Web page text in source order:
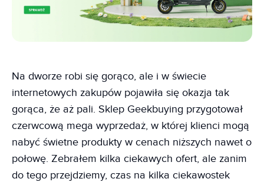
Na dworze robi się gorąco, ale i w świecie
internetowych zakupów pojawiła się okazja tak
gorąca, że aż pali. Sklep Geekbuying przygotował
czerwcową mega wyprzedaż, w której klienci mogą
nabyć świetne produkty w cenach niższych nawet o
połowę. Zebrałem kilka ciekawych ofert, ale zanim
do tego przejdziemy, czas na kilka ciekawostek